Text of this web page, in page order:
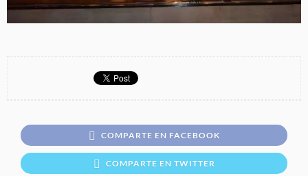
COMPARTE EN FACEBOOK
COMPARTE EN TWITTER